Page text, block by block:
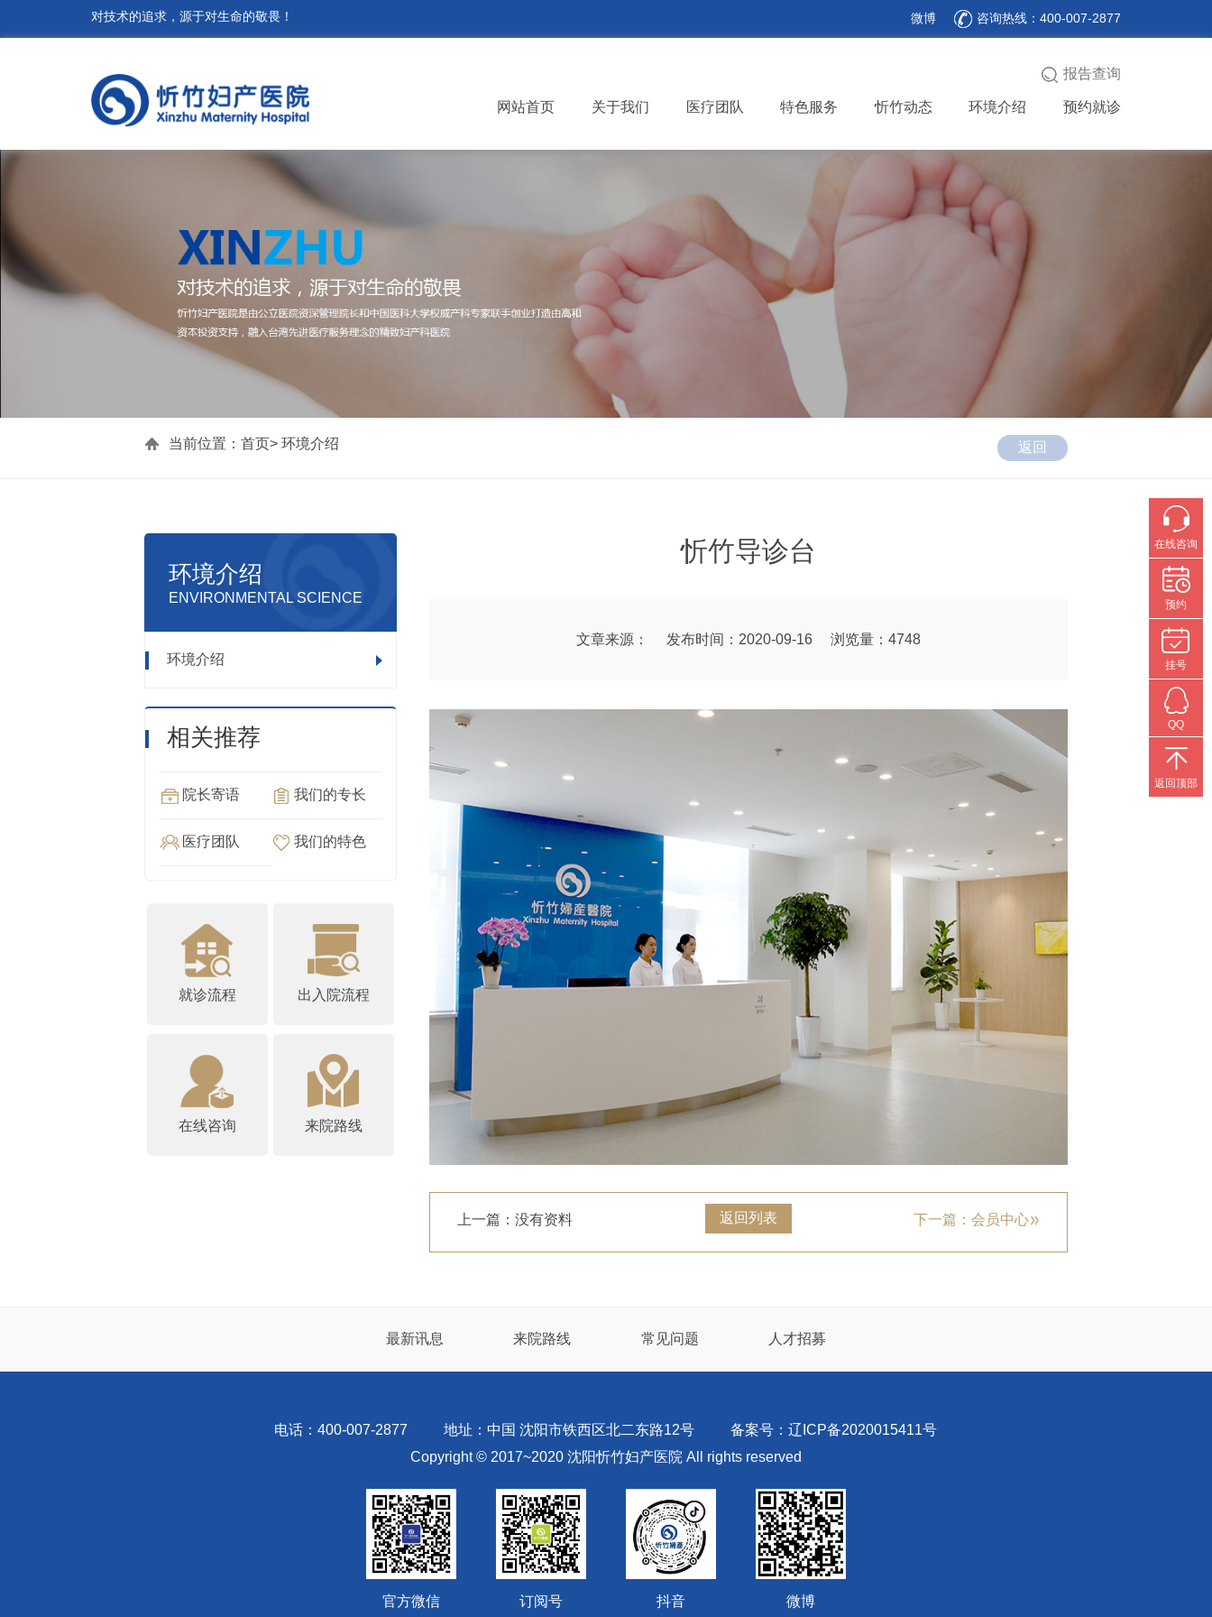
对技术的追求，源于对生命的敬畏！ 微博 咨询热线：400-007-2877
报告查询
网站首页 关于我们 医疗团队 特色服务 忻竹动态 环境介绍 预约就诊
当前位置： 首页> 环境介绍 返回
环境介绍
ENVIRONMENTAL SCIENCE
环境介绍
相关推荐
院长寄语 我们的专长
医疗团队 我们的特色
就诊流程 出入院流程
在线咨询 来院路线
忻竹导诊台
文章来源： 发布时间：2020-09-16 浏览量：4748
上一篇：没有资料 返回列表 下一篇：会员中心
最新讯息 来院路线 常见问题 人才招募
电话：400-007-2877 地址：中国 沈阳市铁西区北二东路12号
备案号：辽ICP备2020015411号
Copyright © 2017~2020 沈阳忻竹妇产医院 All rights reserved
官方微信 订阅号 抖音 微博
在线咨询
预约
挂号
QQ
返回顶部